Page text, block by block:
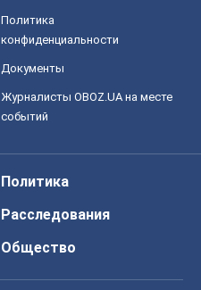
Политика
конфиденциальности
Документы
Журналисты OBOZ.UA на месте
событий
Политика
Расследования
Общество